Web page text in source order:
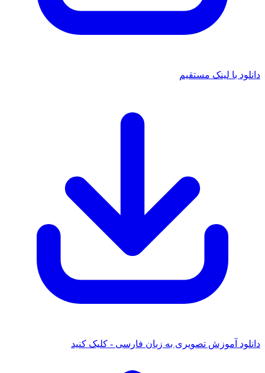
دانلود با لینک مستقیم
دانلود آموزش تصویری به زبان فارسی - کلیک کنید